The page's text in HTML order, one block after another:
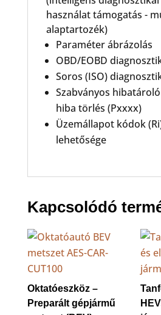
használat támogatás -
alaptartozék)
Paraméter ábrázolás
OBD/EOBD
Soros (ISO)
Szabványos
hiba törlés (Pxxxx)
Üzemállapot kódok
lehetősége
Kapcsolódó
Oktatóeszköz –
Preparált gépjármű